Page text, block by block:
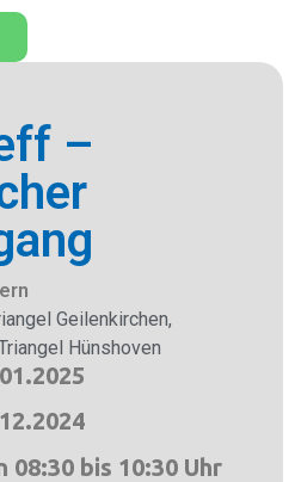
–
Geilenkirchen,
Hünshoven
08:30 bis 10:30 Uhr